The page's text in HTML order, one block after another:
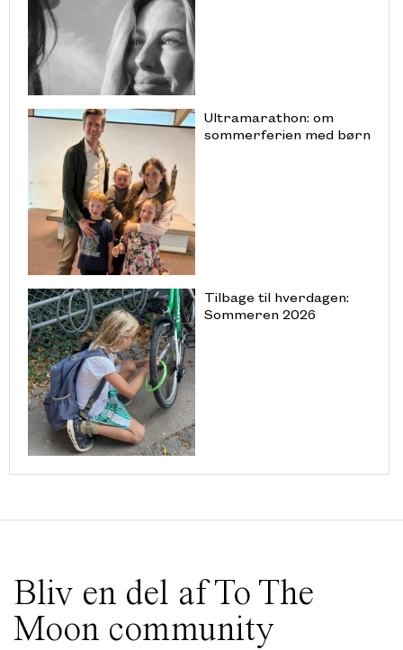
Ultramarathon: om
sommerferien med børn
Tilbage til hverdagen:
Sommeren 2026
Bliv en del af To The
Moon community